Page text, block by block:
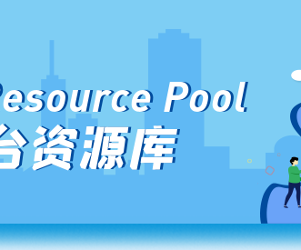
Pool
资源库